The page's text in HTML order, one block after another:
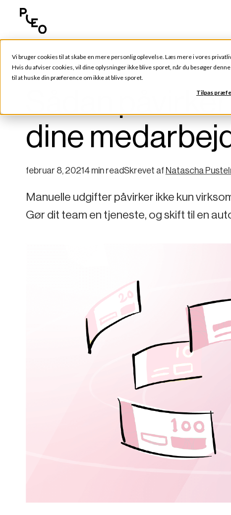
Vi bruger cookies til at skabe en mere personlig oplevelse. Læs mere i vores
Hvis du afviser cookies, vil dine oplysninger ikke blive sporet, når du besøger
til at huske din præference om ikke at blive sporet.
Tilpas
Tips og tricks
Sådan
dine
februar 8, 20214 min readSkrevet af Natascha
Manuelle udgifter påvirker ikke kun
Gør dit team en tjeneste, og skift til en